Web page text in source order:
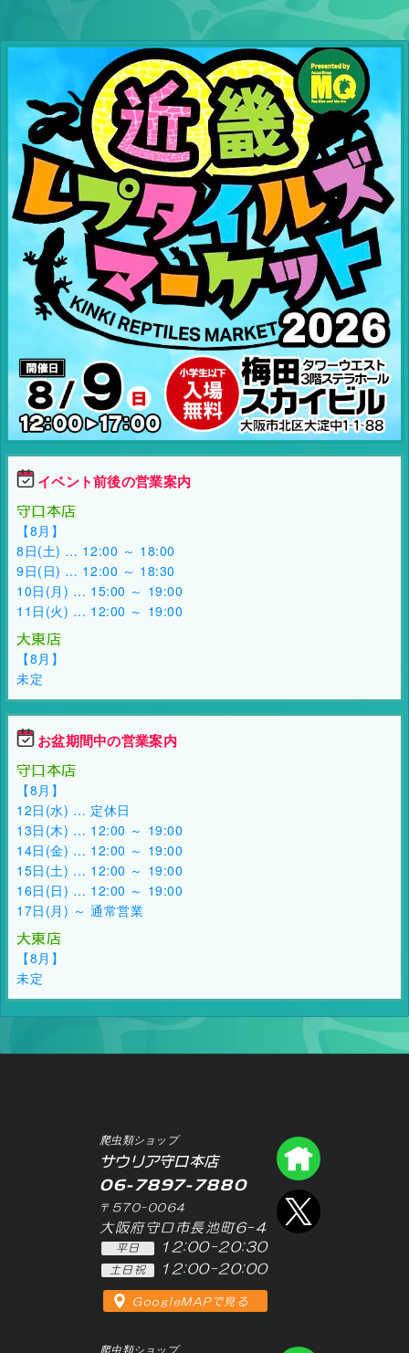
イベント前後の営業案内
守口本店
【8月】
8日(土) … 12:00 ～ 18:00
9日(日) … 12:00 ～ 18:30
10日(月) … 15:00 ～ 19:00
11日(火) … 12:00 ～ 19:00
大東店
【8月】
未定
お盆期間中の営業案内
守口本店
【8月】
12日(水) … 定休日
13日(木) … 12:00 ～ 19:00
14日(金) … 12:00 ～ 19:00
15日(土) … 12:00 ～ 19:00
16日(日) … 12:00 ～ 19:00
17日(月) ～ 通常営業
大東店
【8月】
未定
爬虫類ショップ
サウリア守口本店
06-7897-7880
〒570-0064
大阪府守口市長池町6-4
平日 12:00-20:30
土日祝 12:00-20:00
GoogleMAPで見る
爬虫類ショップ